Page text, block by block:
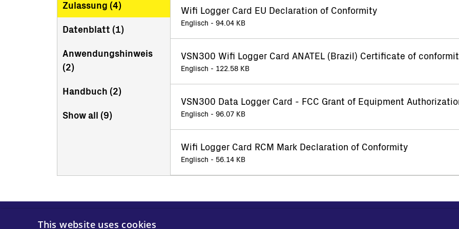
Zulassung (4)
Datenblatt (1)
Anwendungshinweis
(2)
Handbuch (2)
Show all (9)
Wifi Logger Card EU Declaration of Conformity
Englisch - 94.04 KB
VSN300 Wifi Logger Card ANATEL (Brazil) Certificate of
Englisch - 122.58 KB
VSN300 Data Logger Card - FCC Grant of Equipment
Englisch - 96.07 KB
Wifi Logger Card RCM Mark Declaration of Conformity
Englisch - 56.14 KB
This website uses cookies